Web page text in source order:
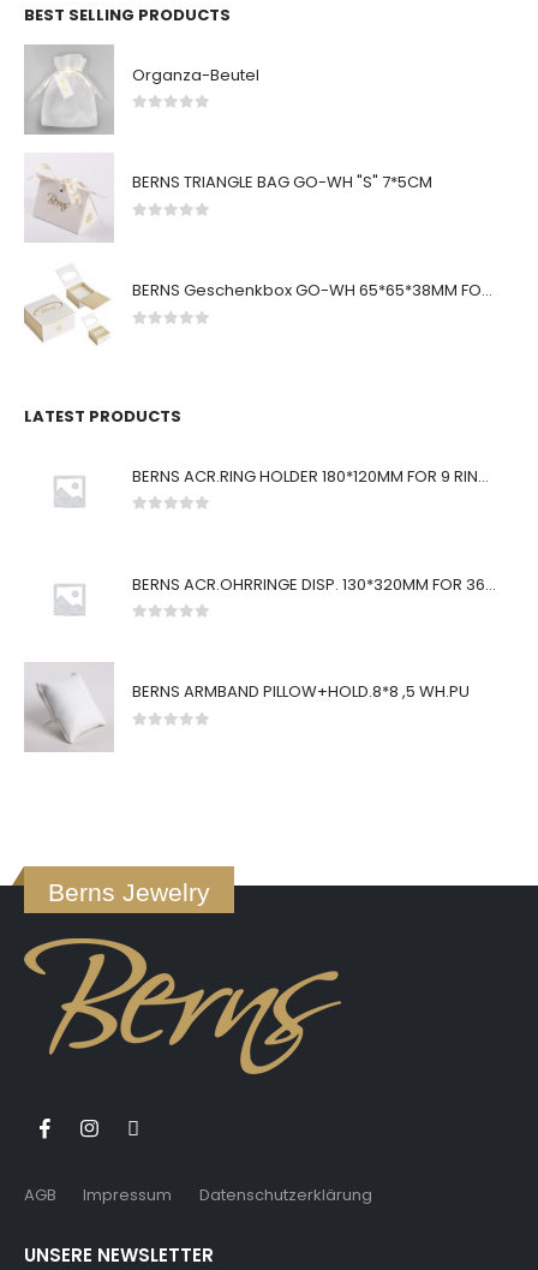
BEST SELLING PRODUCTS
Organza-Beutel
BERNS TRIANGLE BAG GO-WH "S" 7*5CM
BERNS Geschenkbox GO-WH 65*65*38MM FOR SMALL SETS
LATEST PRODUCTS
BERNS ACR.RING HOLDER 180*120MM FOR 9 RINGS
BERNS ACR.OHRRINGE DISP. 130*320MM FOR 36 PAIRS
BERNS ARMBAND PILLOW+HOLD.8*8 ,5 WH.PU
Berns Jewelry
AGB Impressum Datenschutzerklärung
UNSERE NEWSLETTER